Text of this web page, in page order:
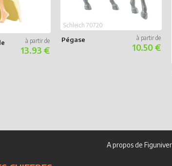
13.93 €
Pégase
Schleich 70720
10.50 €
A propos de